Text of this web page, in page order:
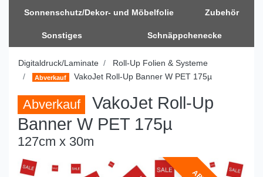
Sonnenschutz/Dekor- und Möbelfolie Zubehör
Sonstiges Schnäppchenecke
Digitaldruck/Laminate Roll-Up Folien & Systeme
Abverkauf VakoJet Roll-Up Banner W PET 175µ
Abverkauf
VakoJet Roll-Up
Banner W PET 175µ
127cm x 30m